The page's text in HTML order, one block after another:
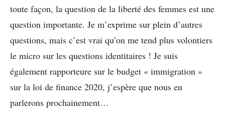
toute façon, la question de la liberté des femmes est une
question importante. Je m’exprime sur plein d’autres
questions, mais c’est vrai qu’on me tend plus volontiers
le micro sur les questions identitaires ! Je suis
également rapporteure sur le budget « immigration »
sur la loi de finance 2020, j’espère que nous en
parlerons prochainement…